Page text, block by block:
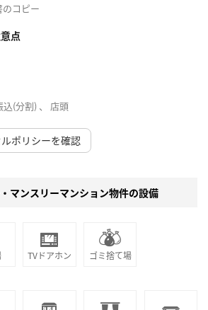
コピー
点
(分割) 、 店頭
ポリシーを確認
マンスリーマンション物件の設備
TVドアホン ゴミ捨て場